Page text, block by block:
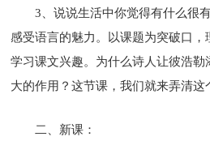
3、说说生活中你觉得有什么很
感受语言的魅力。以课题为突破口
学习课文兴趣。为什么诗人让彼浩勒
大的作用？这节课，我们就来弄清这
二、新课：